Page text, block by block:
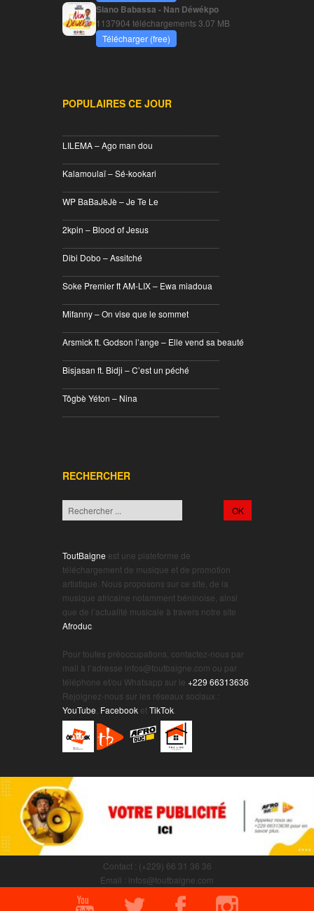
Siano Babassa - Nan Déwékpo
1137904 téléchargements3.07 MB
Télécharger (free)
POPULAIRES CE JOUR
LILEMA – Ago man dou
Kalamoulaï – Sé-kookari
WP BaBaJèJè – Je Te Le
2kpin – Blood of Jesus
Dibi Dobo – Assitché
Soke Premier ft AM-LIX – Ewa miadoua
Mifanny – On vise que le sommet
Arsmick ft. Godson l’ange – Elle vend sa beauté
Bisjasan ft. Bidji – C’est un péché
Tôgbè Yéton – Nina
RECHERCHER
ToutBaigne est une plateforme de
téléchargement de musique et de promotion
artistique. Nous proposons sur ce site, de la
musique africaine notamment béninoise, ainsi
que de l’actualité musicale à travers notre site
Afroduc
Pour toutes préoccupations, contactez-nous par
mail à l’adresse infos@toutbaigne.com ou par
téléphone et/ou Whatsapp sur le +229 66313636
Rejoignez-nous sur les réseaux sociaux :
YouTube Facebook etTikTok
Contact : (+229) 66 31 36 36
Email : infos@toutbaigne.com